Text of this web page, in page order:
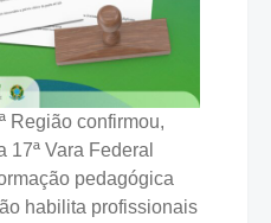
Região confirmou,
17ª Vara Federal
pedagógica
habilita profissionais